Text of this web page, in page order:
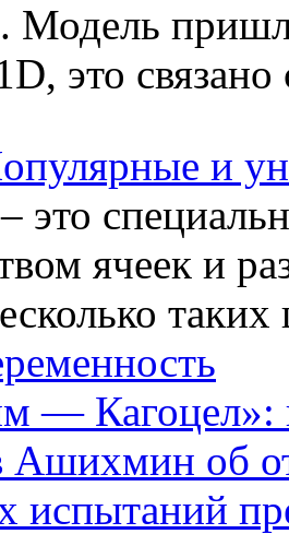
Модель
это связано
и
это
ячеек и